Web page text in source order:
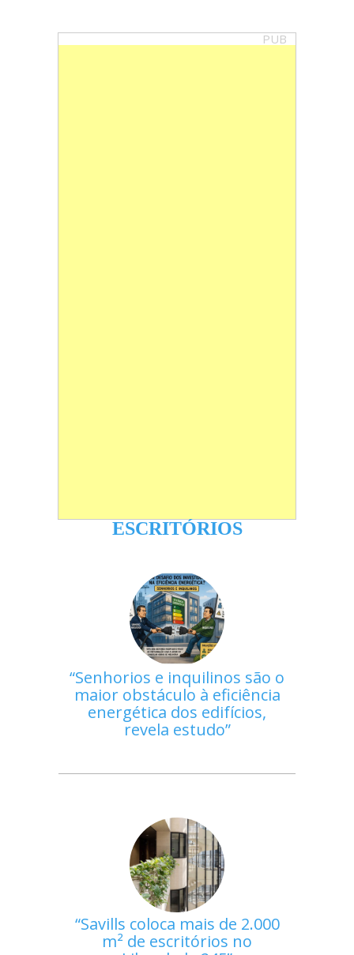
PUB
ESCRITÓRIOS
Senhorios e inquilinos são o
maior obstáculo à eficiência
energética dos edifícios,
revela estudo
Savills coloca mais de 2.000
m² de escritórios no